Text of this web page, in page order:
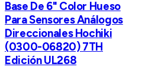
Base De 6" Color Hueso
Para Sensores Análogos
Direccionales Hochiki
(0300-06820) 7TH
Edición UL268